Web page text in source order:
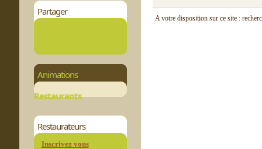
Partager
Animations
Restaurants
Restaurateurs
Inscrivez vous
A votre disposition sur ce site :